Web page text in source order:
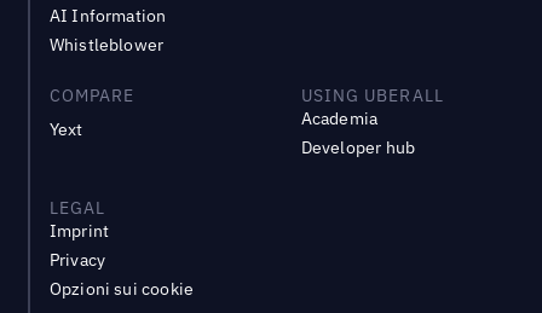
AI Information
Whistleblower
COMPARE
Yext
USING UBERALL
Academia
Developer hub
LEGAL
Imprint
Privacy
Opzioni sui cookie